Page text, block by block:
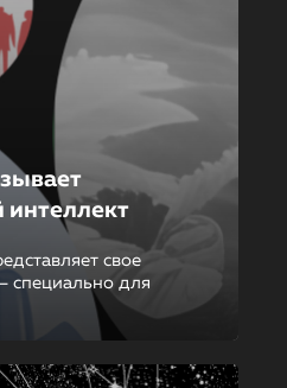
интеллект
свое
специально для